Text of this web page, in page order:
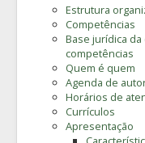
Estrutura
Competências
Base jurídica
competências
Quem é quem
Agenda de
Horários de
Currículos
Apresentação